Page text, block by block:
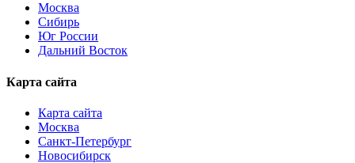
Москва
Сибирь
Юг России
Дальний Восток
Карта сайта
Карта сайта
Москва
Санкт-Петербург
Новосибирск